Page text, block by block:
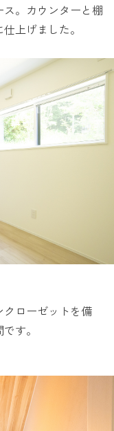
。カウンターと棚
上げました。
ローゼットを備
す。